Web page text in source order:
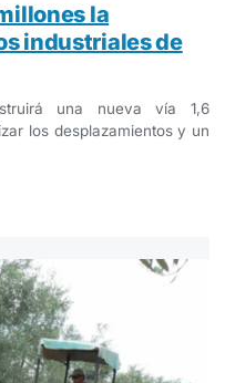
la
industriales de
una nueva vía 1,6
los desplazamientos y un